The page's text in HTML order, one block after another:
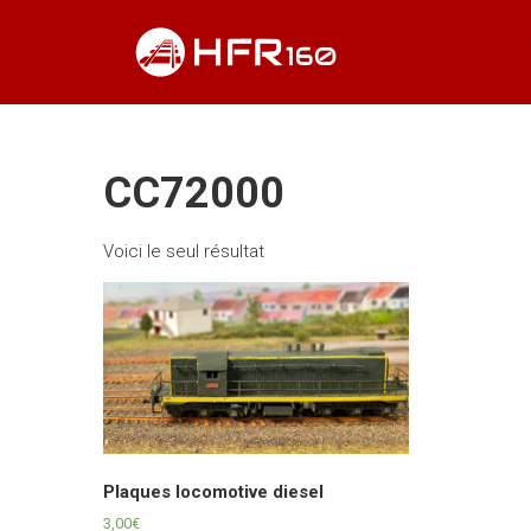
HFR160
CC72000
Voici le seul résultat
Plaques locomotive diesel
3,00€